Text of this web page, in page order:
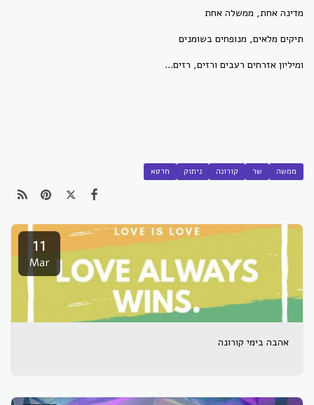
מדינה אחת, ממשלה אחת
תיקים מלאים, מנופחים בשומנים
ומיליון אזרחים רעבים ורזים, רזים...
ממשה שר קורונה ניתוק חרטא
11
Mar
אהבה בימי קורונה